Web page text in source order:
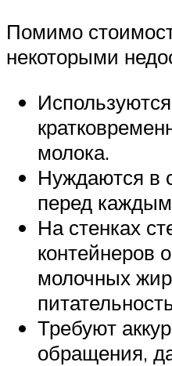
Помимо
некоторыми
молока.
Нуждаются в
перед
На стенках
контейнеров
молочных
Требуют
обращения,